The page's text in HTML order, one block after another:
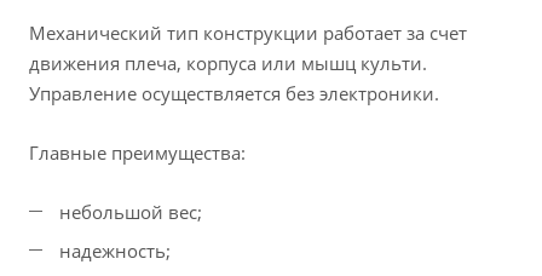
Механический тип конструкции работает за счет
движения плеча, корпуса или мышц культи.
Управление осуществляется без электроники.
Главные преимущества:
небольшой вес;
надежность;